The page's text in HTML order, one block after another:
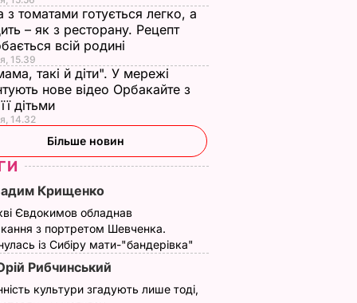
6 серпня, 17.13БУЛЬВАР
з томатами готується легко, а
– як з ресторану. Рецепт
всій родині
15.39
такі й діти". У мережі
нове відео Орбакайте з
дітьми
14.32
Більше новин
Крищенко
Євдокимов обладнав
з портретом Шевченка.
із Сибіру мати-"бандерівка"
Рибчинський
культури згадують лише тоді,